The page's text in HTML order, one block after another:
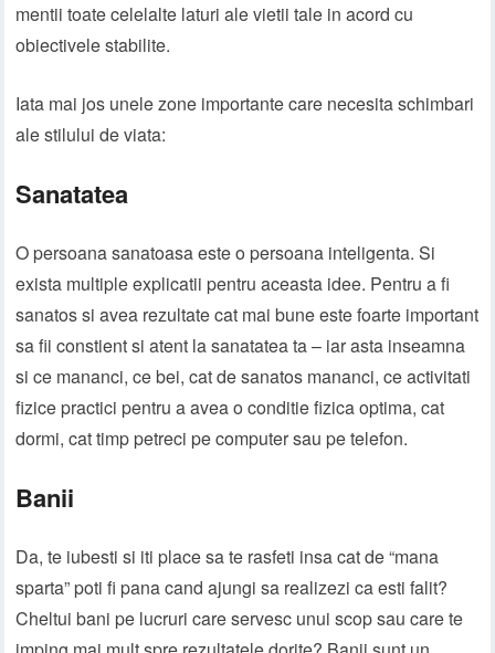
mentii toate celelalte laturi ale vietii tale in acord cu
obiectivele stabilite.
Iata mai jos unele zone importante care necesita schimbari
ale stilului de viata:
Sanatatea
O persoana sanatoasa este o persoana inteligenta. Si
exista multiple explicatii pentru aceasta idee. Pentru a fi
sanatos si avea rezultate cat mai bune este foarte important
sa fii constient si atent la sanatatea ta – iar asta inseamna
si ce mananci, ce bei, cat de sanatos mananci, ce activitati
fizice practici pentru a avea o conditie fizica optima, cat
dormi, cat timp petreci pe computer sau pe telefon.
Banii
Da, te iubesti si iti place sa te rasfeti insa cat de “mana
sparta” poti fi pana cand ajungi sa realizezi ca esti falit?
Cheltui bani pe lucruri care servesc unui scop sau care te